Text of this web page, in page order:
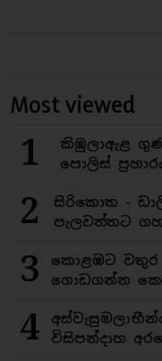
Most viewed
1
කිඹුලාඇළ
පොලිස්
2
සිරිකොත -
පැලවත්තට
3
කොළඹට
ගොඩගන්න
4
විසිපන්දාහ